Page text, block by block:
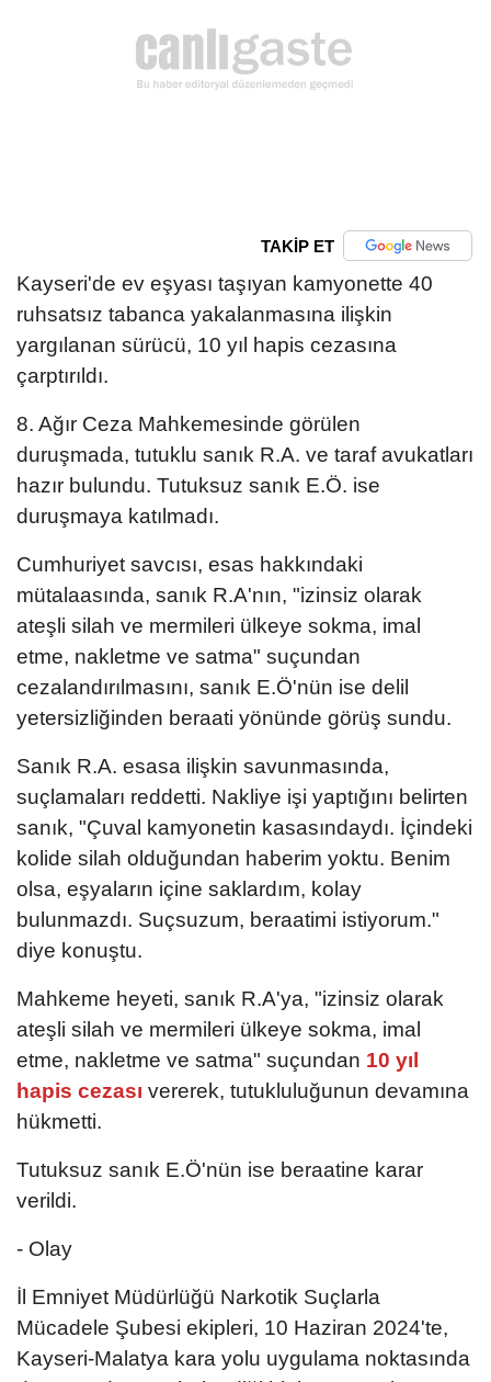
TAKİP ET
Kayseri'de ev eşyası taşıyan kamyonette 40
ruhsatsız tabanca yakalanmasına ilişkin
yargılanan sürücü, 10 yıl hapis cezasına
çarptırıldı.
8. Ağır Ceza Mahkemesinde görülen
duruşmada, tutuklu sanık R.A. ve taraf avukatları
hazır bulundu. Tutuksuz sanık E.Ö. ise
duruşmaya katılmadı.
Cumhuriyet savcısı, esas hakkındaki
mütalaasında, sanık R.A'nın, "izinsiz olarak
ateşli silah ve mermileri ülkeye sokma, imal
etme, nakletme ve satma" suçundan
cezalandırılmasını, sanık E.Ö'nün ise delil
yetersizliğinden beraati yönünde görüş sundu.
Sanık R.A. esasa ilişkin savunmasında,
suçlamaları reddetti. Nakliye işi yaptığını belirten
sanık, "Çuval kamyonetin kasasındaydı. İçindeki
kolide silah olduğundan haberim yoktu. Benim
olsa, eşyaların içine saklardım, kolay
bulunmazdı. Suçsuzum, beraatimi istiyorum."
diye konuştu.
Mahkeme heyeti, sanık R.A'ya, "izinsiz olarak
ateşli silah ve mermileri ülkeye sokma, imal
etme, nakletme ve satma" suçundan 10 yıl
hapis cezası vererek, tutukluluğunun devamına
hükmetti.
Tutuksuz sanık E.Ö'nün ise beraatine karar
verildi.
- Olay
İl Emniyet Müdürlüğü Narkotik Suçlarla
Mücadele Şubesi ekipleri, 10 Haziran 2024'te,
Kayseri-Malatya kara yolu uygulama noktasında